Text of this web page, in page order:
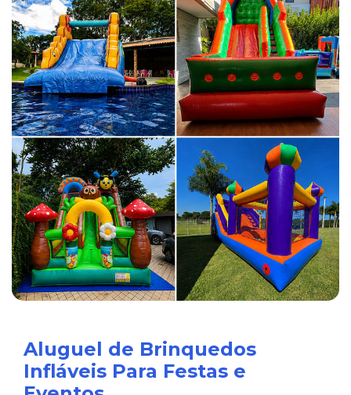
Aluguel de Brinquedos
Infláveis Para Festas e